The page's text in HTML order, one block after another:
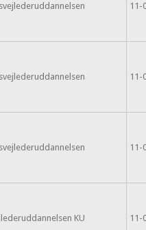
11-
11-
11-
KU 11-